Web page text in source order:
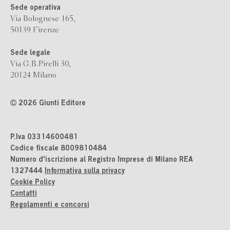
Sede operativa
Via Bolognese 165,
50139 Firenze
Sede legale
Via G.B.Pirelli 30,
20124 Milano
2026 Giunti Editore
P.Iva 03314600481
Codice fiscale 8009810484
Numero d'iscrizione al Registro Imprese di Milano REA
1327444 Informativa sulla privacy
Cookie Policy
Contatti
Regolamenti e concorsi